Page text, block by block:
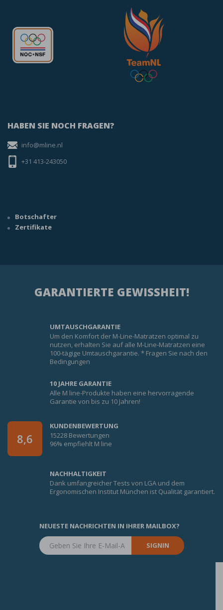
HABEN SIE NOCH FRAGEN?
info@mline.nl
+31 413-243050
Botschafter
Zertifikate
GARANTIERTE GEWISSHEIT!
UMTAUSCHGARANTIE
Um den Komfort der M-Line-Matratzen optimal zu
nutzen, erhalten Sie auf alle M-Line-Matratzen eine
100-tägige Umtauschgarantie. * Fragen Sie nach den
Bedingungen
10 JAHRE GARANTIE
Alle M line-Produkte haben eine hervorragende
Garantie von bis zu 10 Jahren!
8,6
KUNDENBEWERTUNG
15228 Bewertungen
96% empfiehlt M line
NACHHALTIGKEIT
Dank umfangreicher Tests von LGA und dem
Ergonomischen Institut München ist Qualität garantiert.
NEUESTE NACHRICHTEN IN IHRER MAILBOX?
SIGNIN